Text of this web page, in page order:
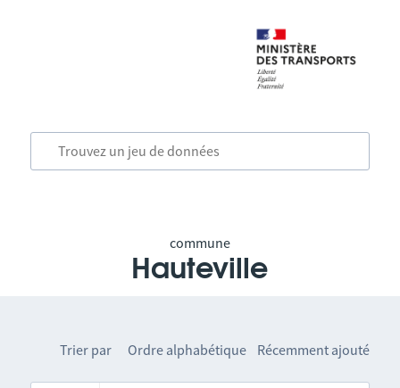
commune
Hauteville
Trier par Ordre alphabétique Récemment ajouté